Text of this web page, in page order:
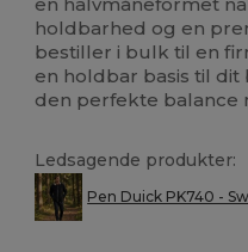
en halvmåneformet
holdbarhed og en
bestiller i bulk til en
en holdbar basis til dit
den perfekte balance
Ledsagende produkter:
Pen Duick PK740 -